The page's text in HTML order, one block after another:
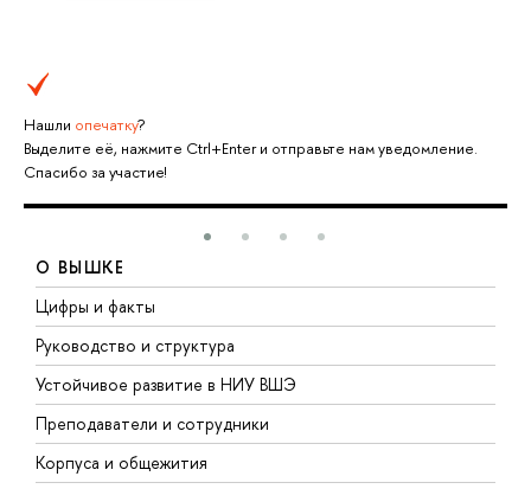
Нашли опечатку?
Выделите её, нажмите Ctrl+Enter и отправьте нам уведомление.
Спасибо за участие!
О ВЫШКЕ
Цифры и факты
Руководство и структура
Устойчивое развитие в НИУ ВШЭ
Преподаватели и сотрудники
Корпуса и общежития